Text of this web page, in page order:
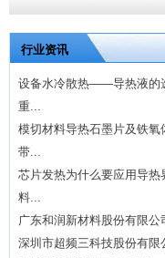
行业资讯
设备水冷散热——导热液的
重...
模切材料导热石墨片及铁氧
带...
芯片发热为什么要应用导热
料...
广东和润新材料股份有限公
深圳市超频三科技股份有限